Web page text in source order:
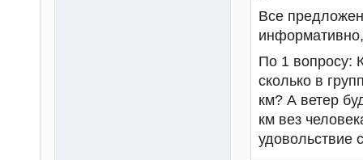
Все
По 1 вопросу:
сколько в
км? А ветер
км вез
удовольствие